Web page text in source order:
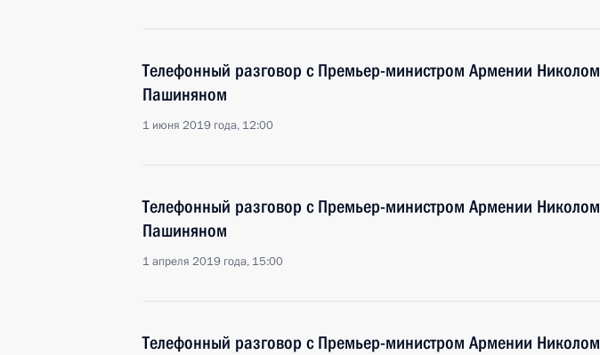
Телефонный разговор с Премьер-министром Армении Николом
Пашиняном
1 июня 2019 года, 12:00
Телефонный разговор с Премьер-министром Армении Николом
Пашиняном
1 апреля 2019 года, 15:00
Телефонный разговор с Премьер-министром Армении Николом